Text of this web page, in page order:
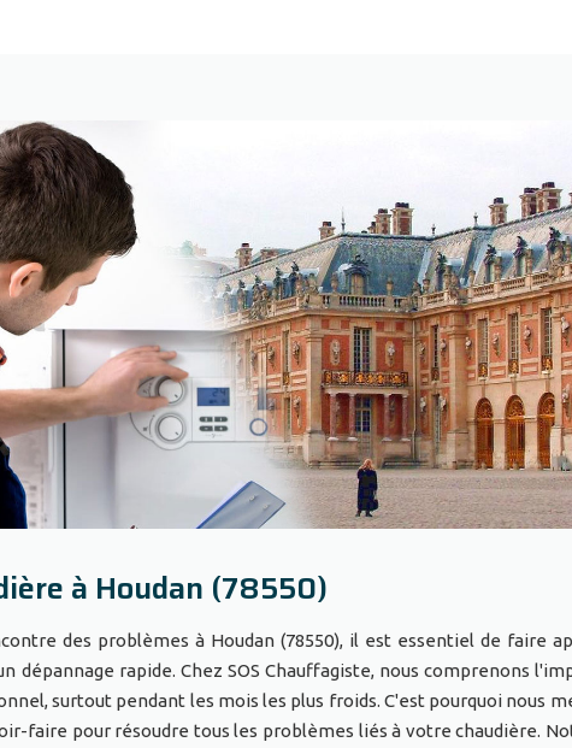
à Houdan (78550)
des problèmes à Houdan (78550), il est essentiel de faire
dépannage rapide. Chez SOS Chauffagiste, nous comprenons
surtout pendant les mois les plus froids. C'est pourquoi nous
faire pour résoudre tous les problèmes liés à votre chaudière.